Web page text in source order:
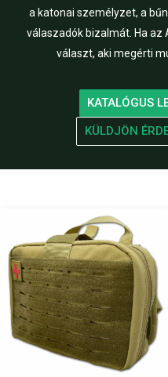
a katonai személyzet, a
válaszadók bizalmát. Ha az
választ, aki megérti
KATALÓGUS
KÜLDJÖN